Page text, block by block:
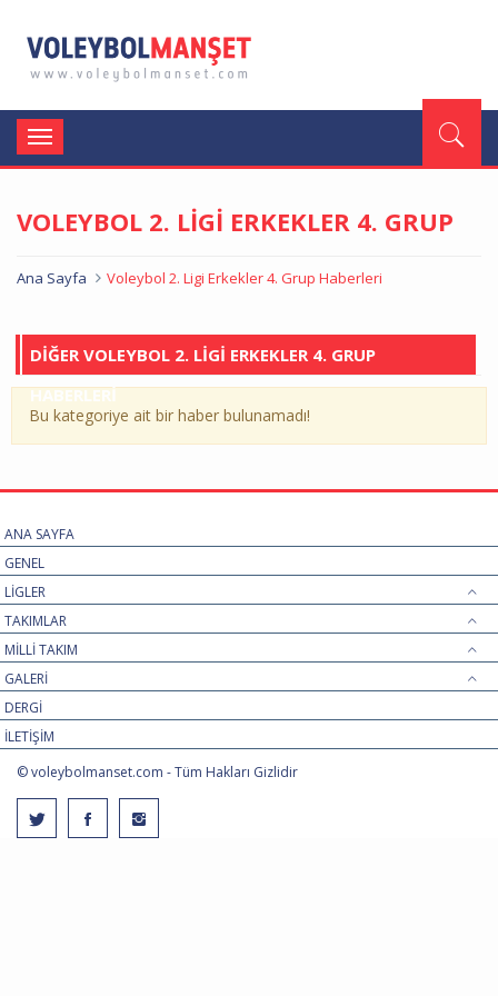
Toggle
navigation
VOLEYBOL 2. LİGİ ERKEKLER 4. GRUP
Ana Sayfa Voleybol 2. Ligi Erkekler 4. Grup Haberleri
DİĞER VOLEYBOL 2. LİGİ ERKEKLER 4. GRUP
HABERLERİ
Bu kategoriye ait bir haber bulunamadı!
ANA SAYFA
GENEL
LİGLER
TAKIMLAR
MİLLİ TAKIM
GALERİ
DERGİ
İLETİŞİM
© voleybolmanset.com - Tüm Hakları Gizlidir